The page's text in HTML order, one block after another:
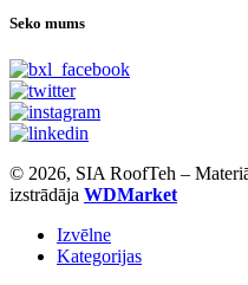
Seko mums
© 2026, SIA RoofTeh –
izstrādāja WDMarket
Izvēlne
Kategorijas